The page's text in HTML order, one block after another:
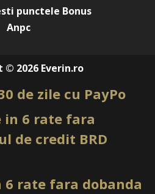
punctele Bonus
Anpc
© 2026 Everin.ro